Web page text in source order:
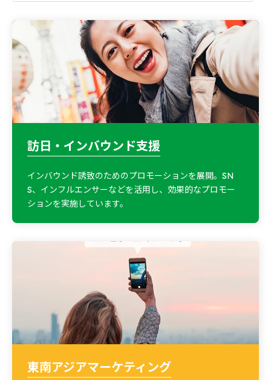
訪日・インバウンド支援
インバウンド誘致のためのプロモーションを展開。SN
S、インフルエンサーなどを活用し、効果的なプロモー
ションを実施しています。
東南アジアマーケティング